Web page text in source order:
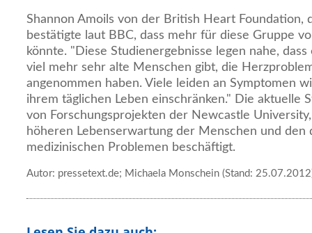
Shannon Amoils von der British Heart Foundation,
bestätigte laut BBC, dass mehr für diese Gruppe
könnte. "Diese Studienergebnisse legen nahe,
viel mehr sehr alte Menschen gibt, die
angenommen haben. Viele leiden an Symptomen
ihrem täglichen Leben einschränken." Die aktuelle
von Forschungsprojekten der Newcastle
höheren Lebenserwartung der Menschen und den
medizinischen Problemen beschäftigt.
Autor: pressetext.de; Michaela Monschein (Stand: